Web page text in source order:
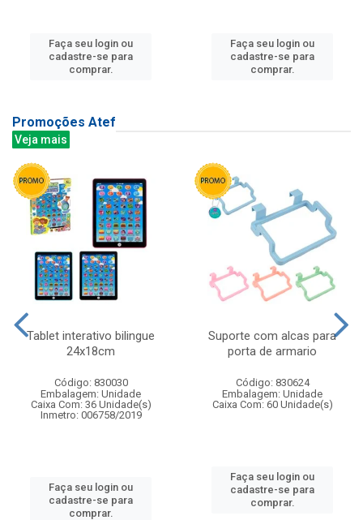
Faça seu login ou
cadastre-se para
comprar.
Faça seu login ou
cadastre-se para
comprar.
Promoções Atef
Veja mais
Tablet interativo bilingue
24x18cm
Código: 830030
Embalagem: Unidade
Caixa Com: 36 Unidade(s)
Inmetro: 006758/2019
Faça seu login ou
cadastre-se para
comprar.
Suporte com alcas para
porta de armario
Código: 830624
Embalagem: Unidade
Caixa Com: 60 Unidade(s)
Faça seu login ou
cadastre-se para
comprar.